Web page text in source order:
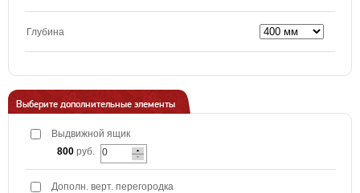
Глубина
Выберите дополнительные элементы
Выдвижной ящик
800 руб.
Дополн. верт. перегородка